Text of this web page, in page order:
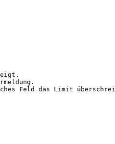
Feld das Limit